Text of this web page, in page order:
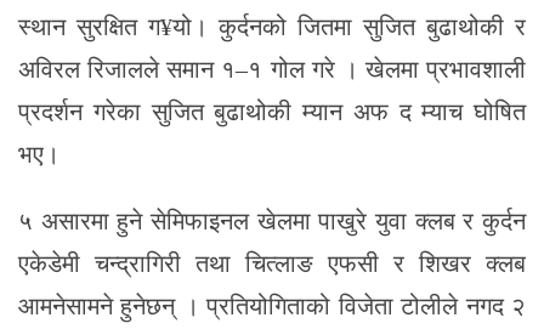
स्थान सुरक्षित ग¥यो। कुर्दनको जितमा सुजित बुढाथोकी र
अविरल रिजालले समान १–१ गोल गरे । खेलमा प्रभावशाली
प्रदर्शन गरेका सुजित बुढाथोकी म्यान अफ द म्याच घोषित
भए।
५ असारमा हुने सेमिफाइनल खेलमा पाखुरे युवा क्लब र कुर्दन
एकेडेमी चन्द्रागिरी तथा चित्लाङ एफसी र शिखर क्लब
आमनेसामने हुनेछन् । प्रतियोगिताको विजेता टोलीले नगद २